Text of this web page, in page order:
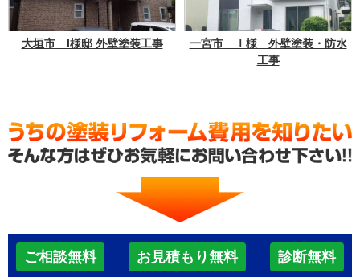
大垣市 I様邸 外壁塗装工事
一宮市 Ｉ様 外壁塗装・防水
工事
ご相談無料 お見積もり無料
診断無料